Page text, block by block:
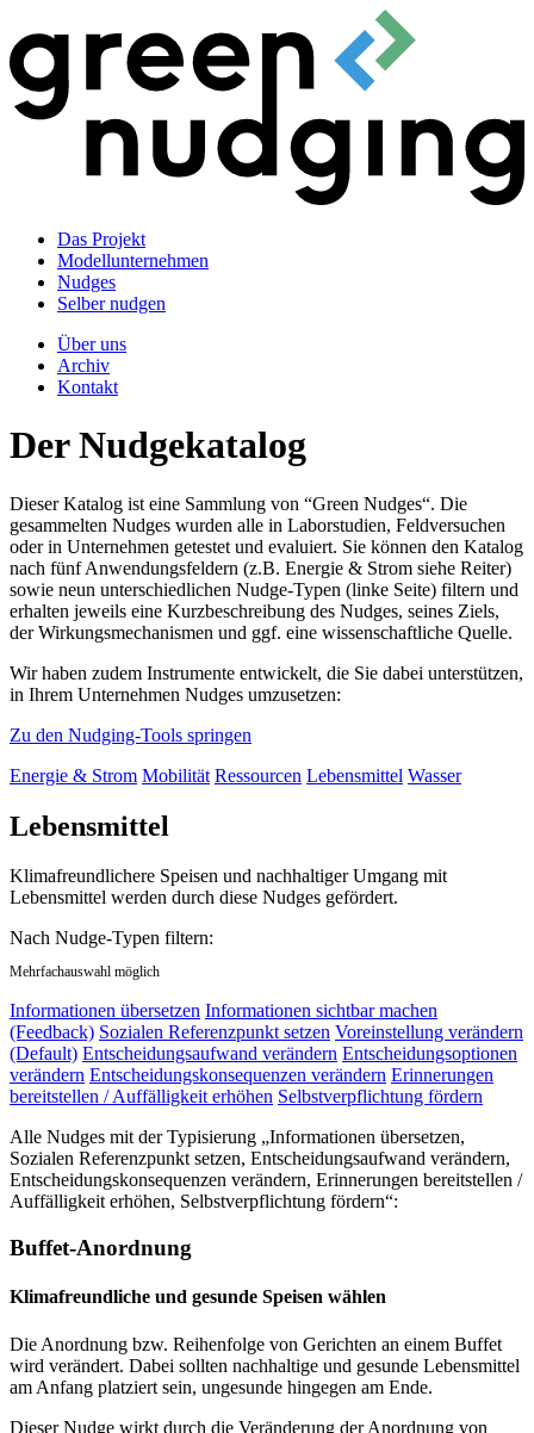
Das Projekt
Modellunternehmen
Nudges
Selber nudgen
Über uns
Archiv
Kontakt
Der Nudgekatalog
Dieser Katalog ist eine Sammlung von “Green Nudges“. Die
gesammelten Nudges wurden alle in Laborstudien, Feldversuchen
oder in Unternehmen getestet und evaluiert. Sie können den Katalog
nach fünf Anwendungsfeldern (z.B. Energie & Strom siehe Reiter)
sowie neun unterschiedlichen Nudge-Typen (linke Seite) filtern und
erhalten jeweils eine Kurzbeschreibung des Nudges, seines Ziels,
der Wirkungsmechanismen und ggf. eine wissenschaftliche Quelle.
Wir haben zudem Instrumente entwickelt, die Sie dabei unterstützen,
in Ihrem Unternehmen Nudges umzusetzen:
Zu den Nudging-Tools springen
Energie & Strom Mobilität Ressourcen Lebensmittel Wasser
Lebensmittel
Klimafreundlichere Speisen und nachhaltiger Umgang mit
Lebensmittel werden durch diese Nudges gefördert.
Nach Nudge-Typen filtern:
Mehrfachauswahl möglich
Informationen übersetzen Informationen sichtbar machen
(Feedback) Sozialen Referenzpunkt setzen Voreinstellung verändern
(Default) Entscheidungsaufwand verändern Entscheidungsoptionen
verändern Entscheidungskonsequenzen verändern Erinnerungen
bereitstellen / Auffälligkeit erhöhen Selbstverpflichtung fördern
Alle Nudges mit der Typisierung „Informationen übersetzen,
Sozialen Referenzpunkt setzen, Entscheidungsaufwand verändern,
Entscheidungskonsequenzen verändern, Erinnerungen bereitstellen /
Auffälligkeit erhöhen, Selbstverpflichtung fördern“:
Buffet-Anordnung
Klimafreundliche und gesunde Speisen wählen
Die Anordnung bzw. Reihenfolge von Gerichten an einem Buffet
wird verändert. Dabei sollten nachhaltige und gesunde Lebensmittel
am Anfang platziert sein, ungesunde hingegen am Ende.
Dieser Nudge wirkt durch die Veränderung der Anordnung von